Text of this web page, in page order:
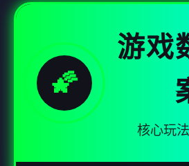
🌠
游戏
核心玩